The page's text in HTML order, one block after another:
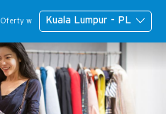
Oferty w Kuala Lumpur - PL